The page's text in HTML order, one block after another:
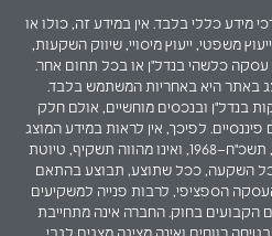
מידע כללי בלבד. אין במידע זה, כולו או
משפטי, ייעוץ מיסויי, שיווק השקעות,
כלשהי בנדל"ן או בכל תחום אחר.
באתר היא באחריות המשתמש בלבד.
בנדל"ן ובנכסים מוחשיים, אולם חלק
לפיכך, אין לראות במידע המוצג
הצעה לציבור לפי חוק ניירות ערך, תשכ"ח–1968, ואינו מהווה תשקיף, טיוטת
כל השקעה, ככל שתוצע, תבוצע בהתאם
הספציפי, לרבות פנייה למשקיעים
הקבועים בחוק. החברה אינה מתחייבת